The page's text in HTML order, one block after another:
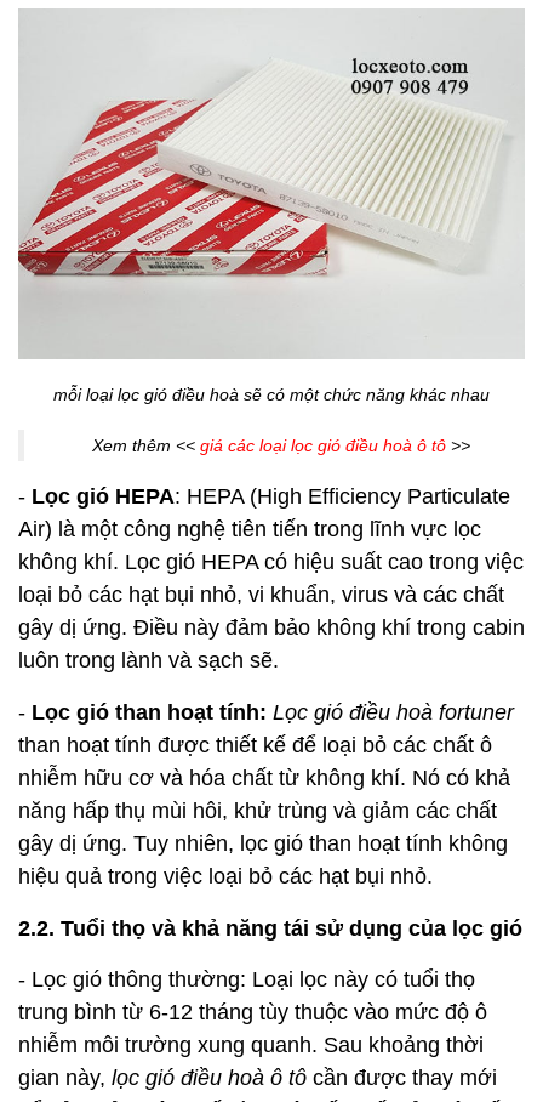
mỗi loại lọc gió điều hoà sẽ có một chức năng khác nhau
Xem thêm <<giá các loại lọc gió điều hoà ô tô>>
- Lọc gió HEPA: HEPA (High Efficiency Particulate
Air) là một công nghệ tiên tiến trong lĩnh vực lọc
không khí. Lọc gió HEPA có hiệu suất cao trong việc
loại bỏ các hạt bụi nhỏ, vi khuẩn, virus và các chất
gây dị ứng. Điều này đảm bảo không khí trong cabin
luôn trong lành và sạch sẽ.
- Lọc gió than hoạt tính: Lọc gió điều hoà fortuner
than hoạt tính được thiết kế để loại bỏ các chất ô
nhiễm hữu cơ và hóa chất từ không khí. Nó có khả
năng hấp thụ mùi hôi, khử trùng và giảm các chất
gây dị ứng. Tuy nhiên, lọc gió than hoạt tính không
hiệu quả trong việc loại bỏ các hạt bụi nhỏ.
2.2. Tuổi thọ và khả năng tái sử dụng của lọc gió
- Lọc gió thông thường: Loại lọc này có tuổi thọ
trung bình từ 6-12 tháng tùy thuộc vào mức độ ô
nhiễm môi trường xung quanh. Sau khoảng thời
gian này, lọc gió điều hoà ô tô cần được thay mới